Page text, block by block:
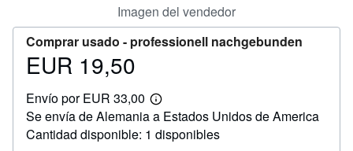
Imagen del vendedor
Comprar usado - professionell nachgebunden
Precio
19,50
EUR 19,50
Envío por EUR 33,00
Más
información
sobre
las
Se envía de Alemania a Estados Unidos de America
Cantidad disponible: 1 disponibles